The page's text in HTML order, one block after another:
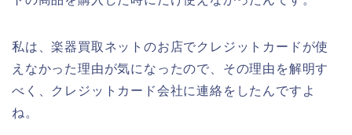
私は、楽器買取ネットのお店でクレジットカードが使
えなかった理由が気になったので、その理由を解明す
べく、クレジットカード会社に連絡をしたんですよ
ね。